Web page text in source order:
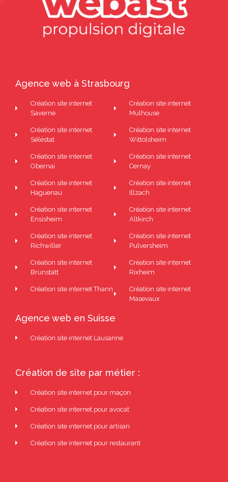
Agence web à Strasbourg
Création site internet
Saverne
Création site internet
Séléstat
Création site internet
Obernai
Création site internet
Haguenau
Création site internet
Ensisheim
Création site internet
Richwiller
Création site internet
Brunstatt
Création site internet Thann
Création site internet
Mulhouse
Création site internet
Wittolsheim
Création site internet
Cernay
Création site internet
Illzach
Création site internet
Altkirch
Création site internet
Pulversheim
Création site internet
Rixheim
Création site internet
Masevaux
Agence web en Suisse
Création site internet Lausanne
Création de site par métier :
Création site internet pour maçon
Création site internet pour avocat
Création site internet pour artisan
Création site internet pour restaurant